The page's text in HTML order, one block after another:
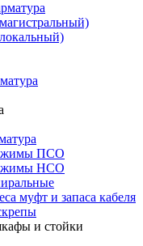
ПСО
НСО
муфт и запаса кабеля
и стойки